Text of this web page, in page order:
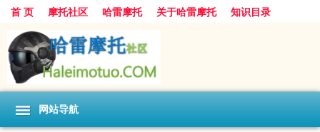
首 页 摩托社区 哈雷摩托 关于哈雷摩托 知识目录
网站导航